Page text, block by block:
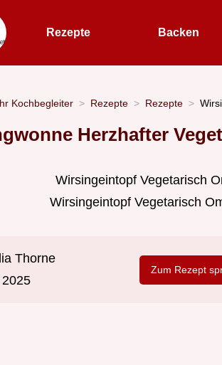
Rezepte Backen
Kochbegleiter Rezepte Rezepte
Herzhafter
Wirsingeintopf Vegetarisch
Thorne
Zum Rezept